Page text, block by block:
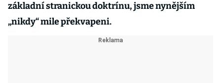
základní stranickou doktrínu, jsme nynějším
„nikdy“ mile překvapeni.